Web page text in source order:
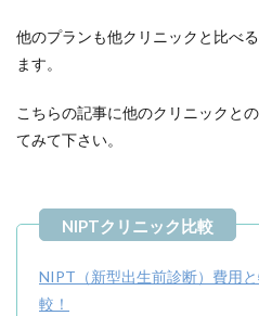
他のプランも他クリニックと比べ
ます。
こちらの記事に他のクリニックと
てみて下さい。
NIPT（新型出生前診断）費用
較！